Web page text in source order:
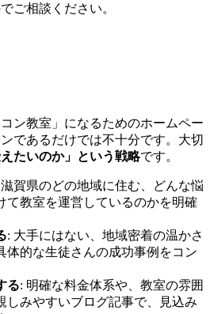
ご相談ください。
ン教室」になるためのホームペー
であるだけでは不十分です。大切
えたいのか」という戦略です。
滋賀県のどの地域に住む、どんな悩
て教室を運営しているのかを明確
: 大手にはない、地域密着の温かさ
体的な生徒さんの成功事例をコン
る: 明確な料金体系や、教室の雰囲
しみやすいブログ記事で、見込み